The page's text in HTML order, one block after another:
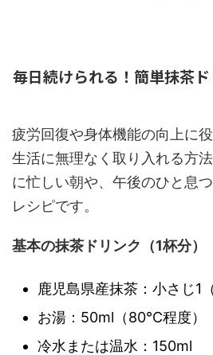
毎日続けられる！簡単抹茶
疲労回復や身体機能の向上に
生活に無理なく取り入れる方
に忙しい朝や、午後のひと息
レシピです。
基本の抹茶ドリンク（1杯分）
鹿児島県産抹茶：小さじ1
お湯：50ml（80℃程度）
冷水または温水：150ml